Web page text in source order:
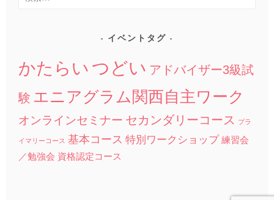
イベントタグ
かたらい つどい アドバイザー3級試
験 エニアグラム関西自主ワーク
オンラインセミナー セカンダリーコース プラ
イマリーコース 基本コース 特別ワークショップ 練習会
／勉強会 資格認定コース